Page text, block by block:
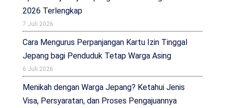
2026 Terlengkap
7 Juli 2026
Cara Mengurus Perpanjangan Kartu Izin Tinggal
Jepang bagi Penduduk Tetap Warga Asing
6 Juli 2026
Menikah dengan Warga Jepang? Ketahui Jenis
Visa, Persyaratan, dan Proses Pengajuannya